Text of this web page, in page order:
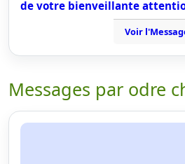
de votre bienveillante
Voir
Messages par odre